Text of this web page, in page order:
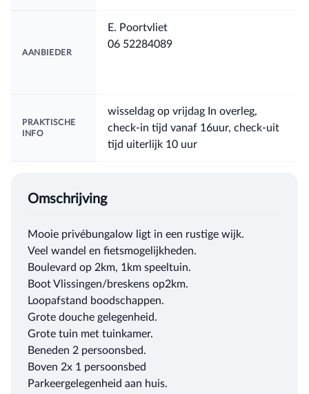
AANBIEDER
E. Poortvliet
06 52284089
PRAKTISCHE
INFO
wisseldag op vrijdag In overleg,
check-in tijd vanaf 16uur, check-uit
tijd uiterlijk 10 uur
Omschrijving
Mooie privébungalow ligt in een rustige wijk.
Veel wandel en fietsmogelijkheden.
Boulevard op 2km, 1km speeltuin.
Boot Vlissingen/breskens op2km.
Loopafstand boodschappen.
Grote douche gelegenheid.
Grote tuin met tuinkamer.
Beneden 2 persoonsbed.
Boven 2x 1 persoonsbed
Parkeergelegenheid aan huis.